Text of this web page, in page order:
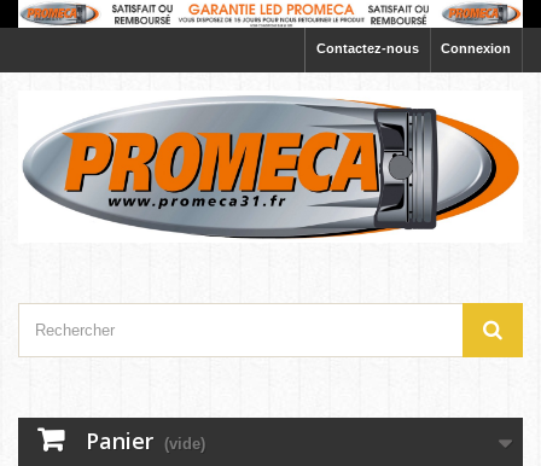
Connexion
Contactez-nous
Panier (vide)